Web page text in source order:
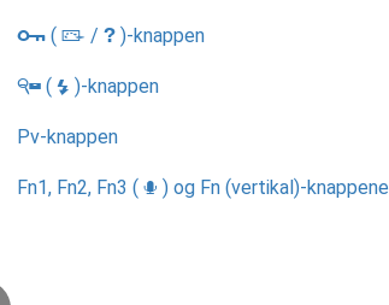
g( h / Q)-knappen
W( N )-knappen
Pv-knappen
Fn1, Fn2, Fn3 ( C ) og Fn (vertikal)-knappene